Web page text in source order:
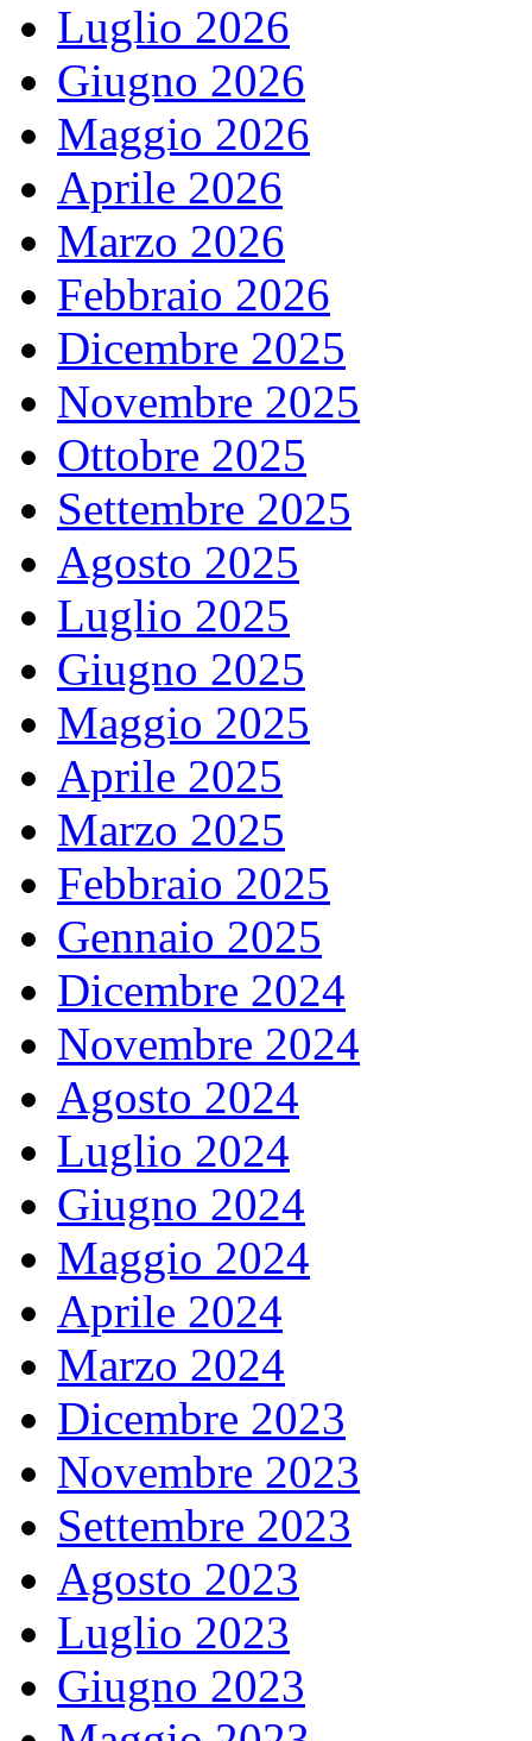
Luglio 2026
Giugno 2026
Maggio 2026
Aprile 2026
Marzo 2026
Febbraio 2026
Dicembre 2025
Novembre 2025
Ottobre 2025
Settembre 2025
Agosto 2025
Luglio 2025
Giugno 2025
Maggio 2025
Aprile 2025
Marzo 2025
Febbraio 2025
Gennaio 2025
Dicembre 2024
Novembre 2024
Agosto 2024
Luglio 2024
Giugno 2024
Maggio 2024
Aprile 2024
Marzo 2024
Dicembre 2023
Novembre 2023
Settembre 2023
Agosto 2023
Luglio 2023
Giugno 2023